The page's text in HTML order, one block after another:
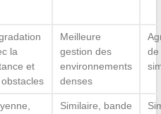
la
et
Meilleure
gestion des
environnements
denses
de
Similaire, bande